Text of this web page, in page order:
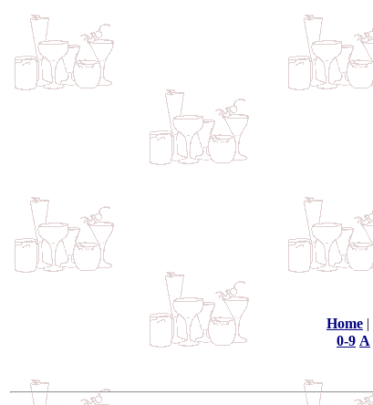
Home |
0-9 A